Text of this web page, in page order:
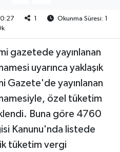
Okunma Süresi: 1
gazetede yayınlanan
uyarınca yaklaşık
Gazete'de yayınlanan
özel tüketim
Buna göre 4760
Kanunu'nda listede
tüketim vergi